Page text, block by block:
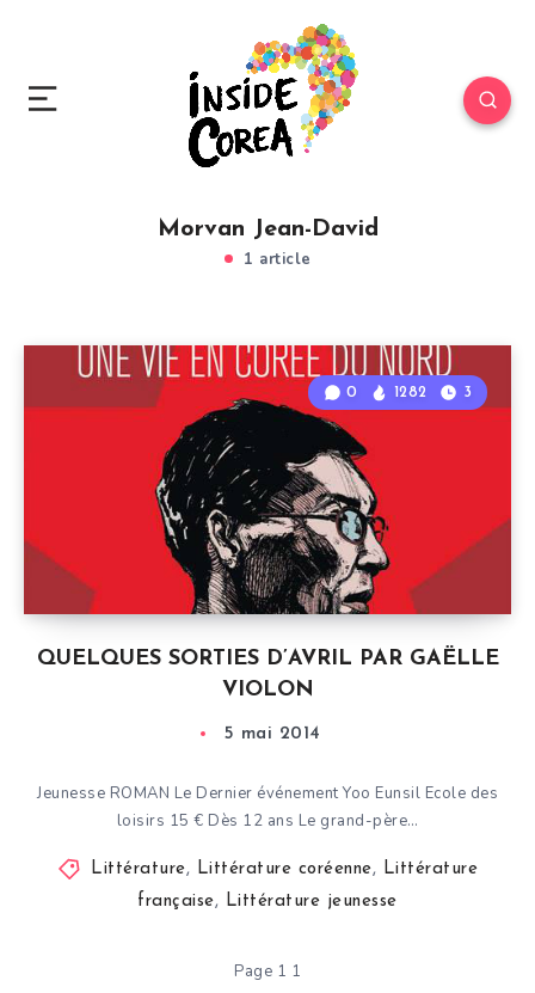
Morvan Jean-David
1 article
QUELQUES SORTIES D’AVRIL PAR GAËLLE
VIOLON
0 1282 3
5 mai 2014
Jeunesse ROMAN Le Dernier événement Yoo Eunsil Ecole des
loisirs 15 € Dès 12 ans Le grand-père…
Littérature, Littérature coréenne, Littérature
française, Littérature jeunesse
Page 1 1